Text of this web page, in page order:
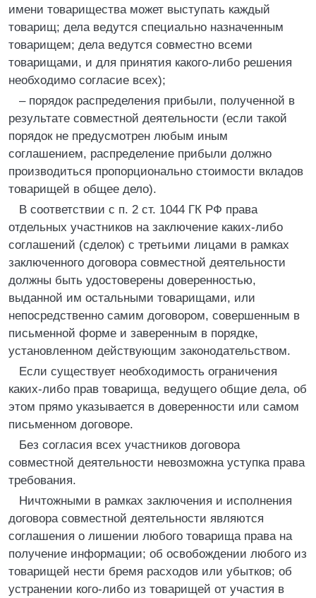
имени товарищества может выступать каждый
товарищ; дела ведутся специально назначенным
товарищем; дела ведутся совместно всеми
товарищами, и для принятия какого-либо решения
необходимо согласие всех);
– порядок распределения прибыли, полученной в
результате совместной деятельности (если такой
порядок не предусмотрен любым иным
соглашением, распределение прибыли должно
производиться пропорционально стоимости вкладов
товарищей в общее дело).
В соответствии с п. 2 ст. 1044 ГК РФ права
отдельных участников на заключение каких-либо
соглашений (сделок) с третьими лицами в рамках
заключенного договора совместной деятельности
должны быть удостоверены доверенностью,
выданной им остальными товарищами, или
непосредственно самим договором, совершенным в
письменной форме и заверенным в порядке,
установленном действующим законодательством.
Если существует необходимость ограничения
каких-либо прав товарища, ведущего общие дела, об
этом прямо указывается в доверенности или самом
письменном договоре.
Без согласия всех участников договора
совместной деятельности невозможна уступка права
требования.
Ничтожными в рамках заключения и исполнения
договора совместной деятельности являются
соглашения о лишении любого товарища права на
получение информации; об освобождении любого из
товарищей нести бремя расходов или убытков; об
устранении кого-либо из товарищей от участия в